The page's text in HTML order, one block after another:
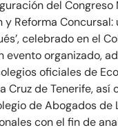
del Congreso
y Reforma
celebrado en el
evento organizado,
oficiales de
Cruz de Tenerife, así
de Abogados de
con el fin de